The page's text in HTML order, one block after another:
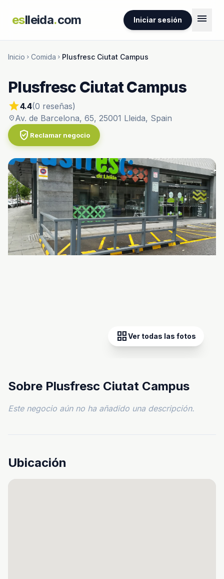
eslleida.com Iniciar sesión menu
Inicio chevron_right Comida chevron_right Plusfresc Ciutat Campus
Plusfresc Ciutat Campus
star4.4(0 reseñas)
location_onAv. de Barcelona, 65, 25001 Lleida, Spain
verified_user Reclamar negocio
grid_viewVer todas las fotos
Sobre Plusfresc Ciutat Campus
Este negocio aún no ha añadido una descripción.
Ubicación